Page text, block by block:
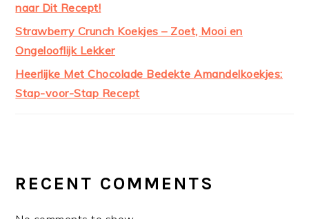
naar Dit Recept!
Strawberry Crunch Koekjes – Zoet, Mooi en
Ongelooflijk Lekker
Heerlijke Met Chocolade Bedekte Amandelkoekjes:
Stap-voor-Stap Recept
RECENT COMMENTS